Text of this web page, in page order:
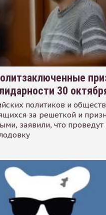
30
политиков и
за решеткой и
заявили, что проведут